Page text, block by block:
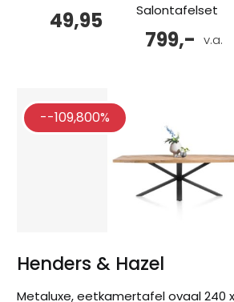
49,95
Salontafelset
v.a.
799,-
--109,800%
Henders & Hazel
Metaluxe, eetkamertafel ovaal 240